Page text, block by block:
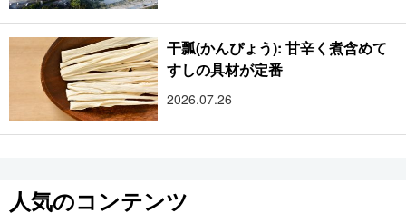
干瓢(かんぴょう): 甘辛く煮含めて
すしの具材が定番
2026.07.26
人気のコンテンツ